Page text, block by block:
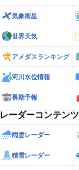
気象衛星
世界天気
アメダスランキング
河川水位情報
長期予報
レーダーコンテンツ
雨雲レーダー
積雪レーダー